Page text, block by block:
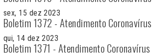
sex, 15 dez 2023
Boletim 1372 - Atendimento Coronavírus
qui, 14 dez 2023
Boletim 1371 - Atendimento Coronavírus